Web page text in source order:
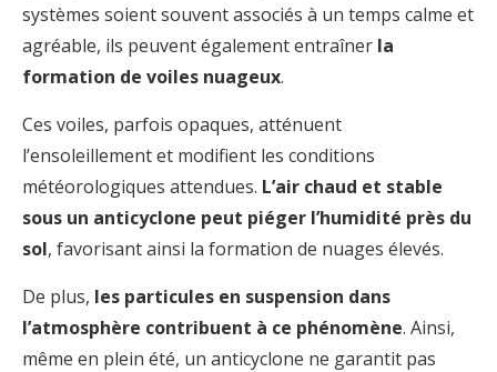
systèmes soient souvent associés à un temps calme et
agréable, ils peuvent également entraîner la
formation de voiles nuageux.
Ces voiles, parfois opaques, atténuent
l’ensoleillement et modifient les conditions
météorologiques attendues. L’air chaud et stable
sous un anticyclone peut piéger l’humidité près du
sol, favorisant ainsi la formation de nuages élevés.
De plus, les particules en suspension dans
l’atmosphère contribuent à ce phénomène. Ainsi,
même en plein été, un anticyclone ne garantit pas